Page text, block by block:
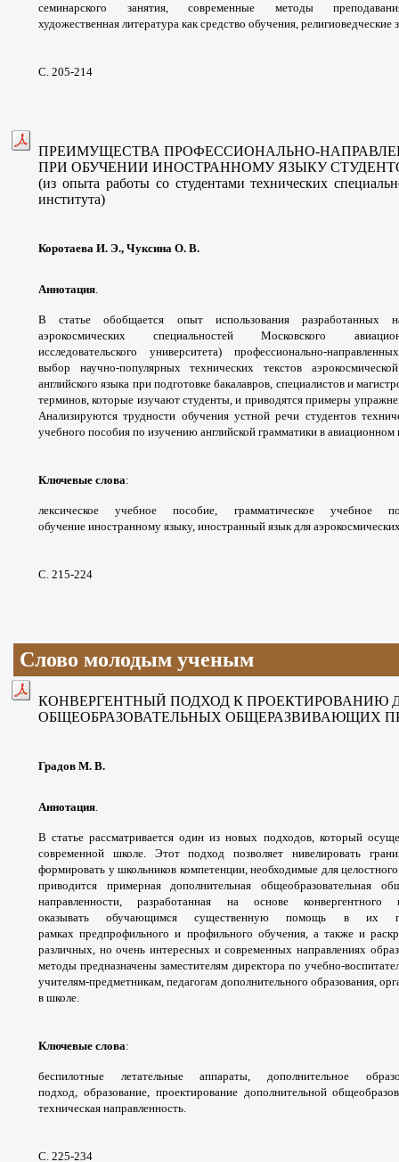
семинарского занятия, современные методы
художественная литература как средство обучения, религиоведческие
С. 205-214
ПРЕИМУЩЕСТВА ПРОФЕССИОНАЛЬНО-
ПРИ ОБУЧЕНИИ ИНОСТРАННОМУ ЯЗЫКУ
(из опыта работы со студентамитехнических
института)
Коротаева И. Э., Чуксина О. В.
Аннотация.
В статье обобщается опыт использования
аэрокосмическихспециальностей Московского
исследовательскогоуниверситета) профессионально-
выбор научно-популярных технических текстов
английского языка при подготовкебакалавров, специалистов и
терминов,которые изучают студенты, и приводятсяпримеры
Анализируются трудности обучения устной речи студентов
учебного пособия по изучению английской грамматики в авиационном
Ключевые слова:
лексическое учебноепособие, грамматическое учебное
обучение иностранному языку, иностранный язык для
С. 215-224
Слово молодым ученым
КОНВЕРГЕНТНЫЙ ПОДХОД К ПРОЕКТИРОВАНИЮ
ОБЩЕОБРАЗОВАТЕЛЬНЫХ ОБЩЕРАЗВИВАЮЩИХ
Градов М. В.
Аннотация.
В статье рассматривается один изновых подходов, который
современной школе. Этот подход позволяет нивелировать
формировать у школьников компетенции, необходимые для
приводится примерная дополнительная общеобразовательная
направленности,разработанная на основе конвергентного
оказыватьобучающимся существенную помощь в их
рамкахпредпрофильного и профильного обучения, а также и
различных, но очень интересных исовременных направлениях
методыпредназначены заместителям директора поучебно-
учителям-предметникам, педагогам дополнительного образования,
в школе.
Ключевые слова:
беспилотные летательныеаппараты, дополнительное
подход, образование, проектирование дополнительной
техническая направленность.
С. 225-234